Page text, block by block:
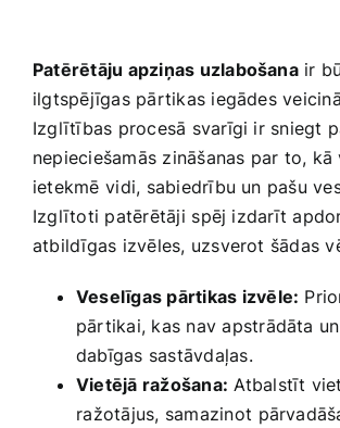
Patērētāju apziņas uzlabošanair‌
ilgtspējīgas pārtikas iegādes
Izglītības ​procesā svarīgi ir ‌sniegt
‌nepieciešamās zināšanas par to, kā
ietekmē⁤ vidi, ​sabiedrību un pašu
Izglītoti patērētāji ⁣spēj izdarīt
atbildīgas izvēles, uzsverot šādas
Veselīgas pārtikas izvēle:
pārtikai, kas nav apstrādāta
dabīgas sastāvdaļas.
Vietējā ‍ražošana: Atbalstīt
⁢ražotājus, samazinot⁤